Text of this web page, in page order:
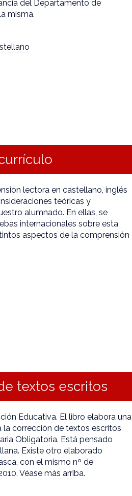
del Departamento de
misma.
lectora en castellano, inglés
teóricas y
alumnado. En ellas, se
internacionales sobre esta
aspectos de la comprensión
textos escritos
Educativa. El libro elabora una
la corrección de textos escritos
Obligatoria. Está pensado
Existe otro elaborado
con el mismo nº de
Véase más arriba.